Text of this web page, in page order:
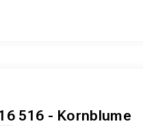
516 - Kornblume